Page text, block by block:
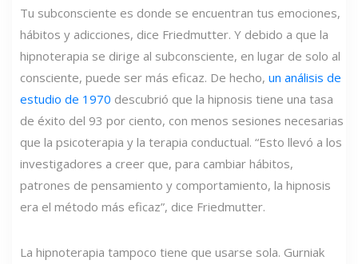
Tu subconsciente es donde se encuentran tus emociones,
hábitos y adicciones, dice Friedmutter. Y debido a que la
hipnoterapia se dirige al subconsciente, en lugar de solo al
consciente, puede ser más eficaz. De hecho, un análisis de
estudio de 1970 descubrió que la hipnosis tiene una tasa
de éxito del 93 por ciento, con menos sesiones necesarias
que la psicoterapia y la terapia conductual. “Esto llevó a los
investigadores a creer que, para cambiar hábitos,
patrones de pensamiento y comportamiento, la hipnosis
era el método más eficaz”, dice Friedmutter.
La hipnoterapia tampoco tiene que usarse sola. Gurniak